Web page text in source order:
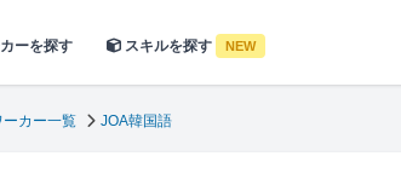
ーを探す スキルを探す NEW
ーカー一覧 JOA韓国語